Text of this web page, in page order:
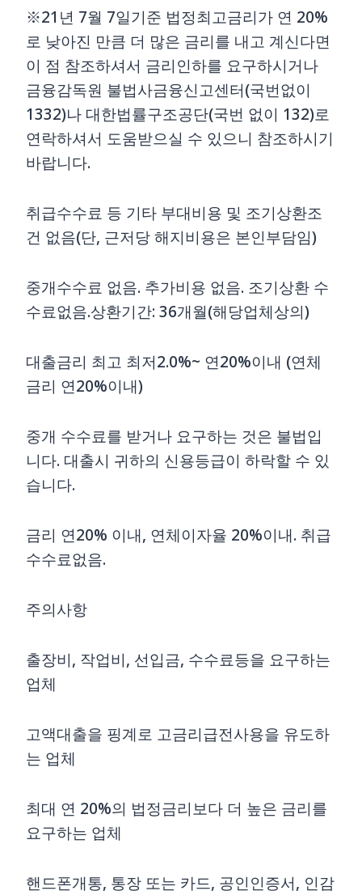
※21년 7월 7일기준 법정최고금리가 연 20%
로 낮아진 만큼 더 많은 금리를 내고 계신다면
이 점 참조하셔서 금리인하를 요구하시거나
금융감독원 불법사금융신고센터(국번없이
1332)나 대한법률구조공단(국번 없이 132)로
연락하셔서 도움받으실 수 있으니 참조하시기
바랍니다.
취급수수료 등 기타 부대비용 및 조기상환조
건 없음(단, 근저당 해지비용은 본인부담임)
중개수수료 없음. 추가비용 없음. 조기상환 수
수료없음.상환기간: 36개월(해당업체상의)
대출금리 최고 최저2.0%~ 연20%이내 (연체
금리 연20%이내)
중개 수수료를 받거나 요구하는 것은 불법입
니다. 대출시 귀하의 신용등급이 하락할 수 있
습니다.
금리 연20% 이내, 연체이자율 20%이내. 취급
수수료없음.
주의사항
출장비, 작업비, 선입금, 수수료등을 요구하는
업체
고액대출을 핑계로 고금리급전사용을 유도하
는 업체
최대 연 20%의 법정금리보다 더 높은 금리를
요구하는 업체
핸드폰개통, 통장 또는 카드, 공인인증서, 인감